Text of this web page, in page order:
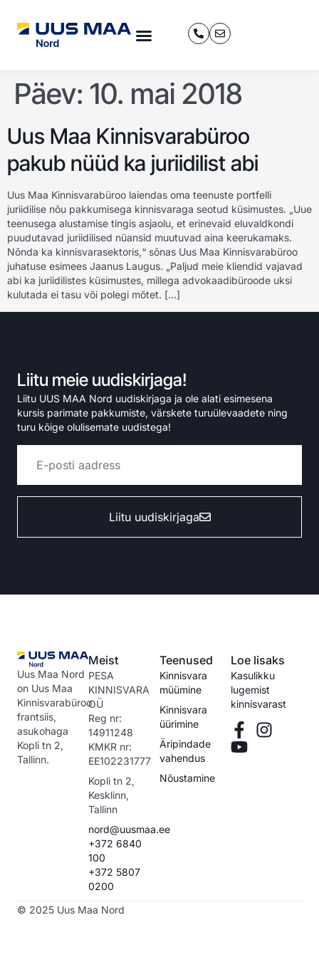
Päev: 10. mai 2018
Uus Maa Kinnisvarabüroo
pakub nüüd ka juriidilist abi
Uus Maa Kinnisvarabüroo laiendas oma teenuste portfelli
juriidilise nõu pakkumisega kinnisvaraga seotud küsimustes. „Uue
teenusega alustamise tingis asjaolu, et erinevaid eluvaldkondi
puudutavad juriidilised nüansid muutuvad aina keerukamaks.
Nõnda ka kinnisvarasektoris,“ sõnas Uus Maa Kinnisvarabüroo
juhatuse esimees Jaanus Laugus. „Paljud meie kliendid vajavad
abi ka juriidilistes küsimustes, millega advokaadibüroode uksi
kulutada ei tasu või polegi mõtet. […]
Liitu meie uudiskirjaga!
Liitu UUS MAA Nord uudiskirjaga ja ole alati esimesena
kursis parimate pakkumiste, värskete turuülevaadete ning
turu kõige olulisemate uudistega!
Liitu uudiskirjaga
Uus Maa Nord
on Uus Maa
Kinnisvarabüroo
frantsiis,
asukohaga
Kopli tn 2,
Tallinn.
Meist
PESA
KINNISVARA
OÜ
Reg nr:
14911248
KMKR nr:
EE102231777
Kopli tn 2,
Kesklinn,
Tallinn
nord@uusmaa.ee
+372 6840
100
+372 5807
0200
Teenused
Kinnisvara
müümine
Kinnisvara
üürimine
Äripindade
vahendus
Nõustamine
Loe lisaks
Kasulikku
lugemist
kinnisvarast
© 2025 Uus Maa Nord